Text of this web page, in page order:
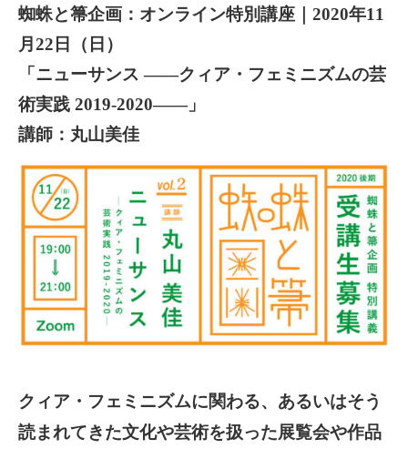
日
蜘蛛と箒企画：オンライン特別講座｜2020年11
月22日（日）
「ニューサンス ——クィア・フェミニズムの芸
術実践 2019-2020——」
講師：丸山美佳
クィア・フェミニズムに関わる、あるいはそう
読まれてきた文化や芸術を扱った展覧会や作品